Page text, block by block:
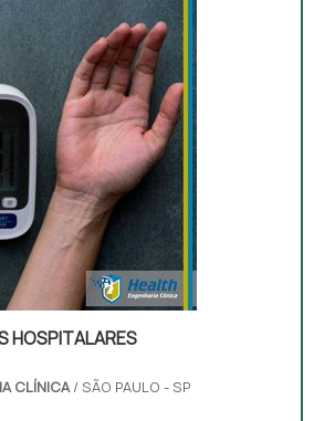
HOSPITALARES
CLÍNICA / SÃO PAULO - SP